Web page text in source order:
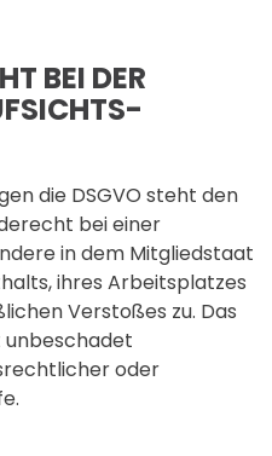
BEI DER
die DSGVO steht den
bei einer
in dem Mitgliedstaat
ihres Arbeitsplatzes
Verstoßes zu. Das
oder